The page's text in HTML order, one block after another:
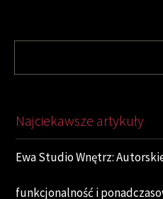
Najciekawsze artykuły
Ewa Studio Wnętrz:
funkcjonalność i